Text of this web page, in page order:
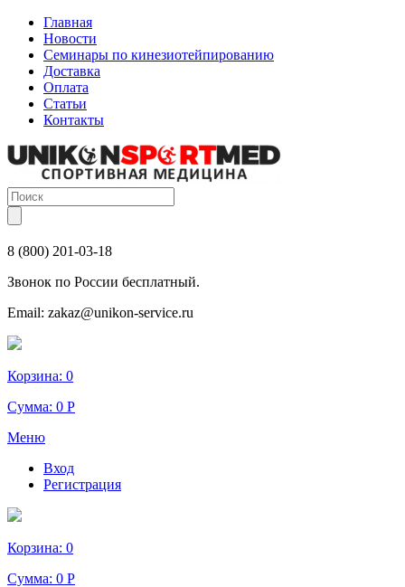
Главная
Новости
Семинары по кинезиотейпированию
Доставка
Оплата
Статьи
Контакты
8 (800) 201-03-18
Звонок по России бесплатный.
Email: zakaz@unikon-service.ru
Корзина: 0
Сумма: 0 Р
Меню
Вход
Регистрация
Корзина: 0
Сумма: 0 Р